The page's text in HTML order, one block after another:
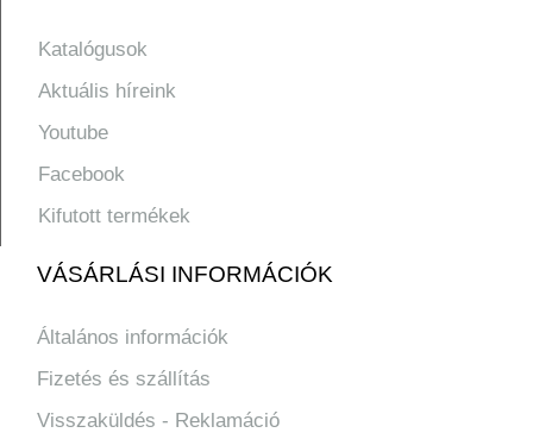
Katalógusok
Aktuális híreink
Youtube
Facebook
Kifutott termékek
VÁSÁRLÁSI INFORMÁCIÓK
Általános információk
Fizetés és szállítás
Visszaküldés - Reklamáció